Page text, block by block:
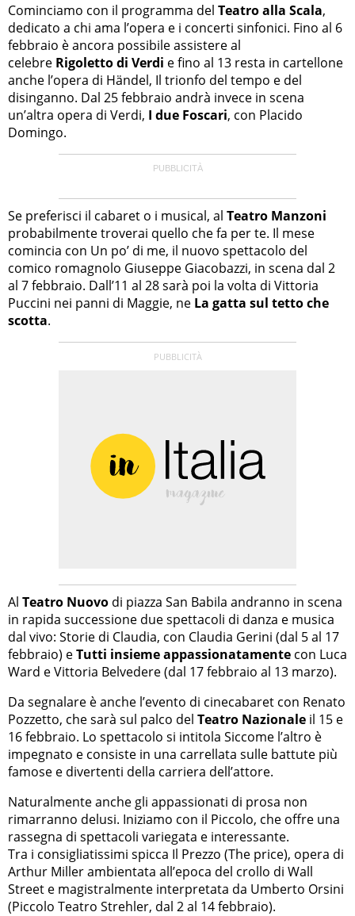
Cominciamo con il programma del Teatro alla Scala,
dedicato a chi ama l’opera e i concerti sinfonici. Fino al 6
febbraio è ancora possibile assistere al
celebre Rigoletto di Verdi e fino al 13 resta in cartellone
anche l’opera di Händel, Il trionfo del tempo e del
disinganno. Dal 25 febbraio andrà invece in scena
un’altra opera di Verdi, I due Foscari, con Placido
Domingo.
Se preferisci il cabaret o i musical, al Teatro Manzoni
probabilmente troverai quello che fa per te. Il mese
comincia con Un po’ di me, il nuovo spettacolo del
comico romagnolo Giuseppe Giacobazzi, in scena dal 2
al 7 febbraio. Dall’11 al 28 sarà poi la volta di Vittoria
Puccini nei panni di Maggie, ne La gatta sul tetto che
scotta.
Al Teatro Nuovo di piazza San Babila andranno in scena
in rapida successione due spettacoli di danza e musica
dal vivo: Storie di Claudia, con Claudia Gerini (dal 5 al 17
febbraio) eTutti insieme appassionatamente con Luca
Ward e Vittoria Belvedere (dal 17 febbraio al 13 marzo).
Da segnalare è anche l’evento di cinecabaret con Renato
Pozzetto, che sarà sul palco del Teatro Nazionale il 15 e
16 febbraio. Lo spettacolo si intitola Siccome l’altro è
impegnato e consiste in una carrellata sulle battute più
famose e divertenti della carriera dell’attore.
Naturalmente anche gli appassionati di prosa non
rimarranno delusi. Iniziamo con il Piccolo, che offre una
rassegna di spettacoli variegata e interessante.
Tra i consigliatissimi spicca Il Prezzo (The price), opera di
Arthur Miller ambientata all’epoca del crollo di Wall
Street e magistralmente interpretata da Umberto Orsini
(Piccolo Teatro Strehler, dal 2 al 14 febbraio).